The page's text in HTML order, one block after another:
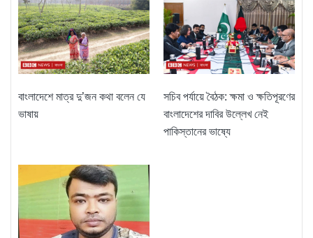
বাংলাদেশে মাত্র দু’জন কথা বলেন যে
ভাষায়
সচিব পর্যায়ে বৈঠক: ক্ষমা ও ক্ষতিপূরণের
বাংলাদেশের দাবির উল্লেখ নেই
পাকিস্তানের ভাষ্যে